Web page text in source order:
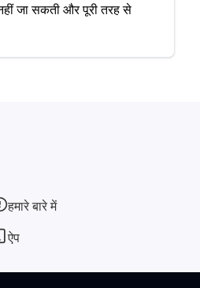
जा सकती और पूरी तरह से
हमारे बारे में
ऐप